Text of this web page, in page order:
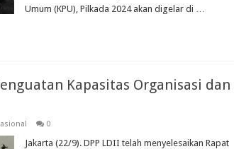
Umum (KPU), Pilkada 2024 akan digelar di …
Kapasitas Organisasi dan
0
Jakarta (22/9). DPP LDII telah menyelesaikan Rapat